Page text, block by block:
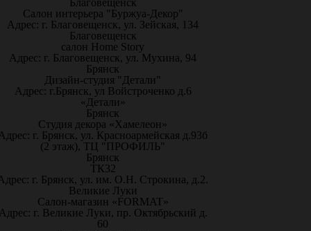
Благовещенск
Салон интерьера "Буржуа-Декор"
Адрес: г. Благовещенск, ул. Зейская, 134
Благовещенск
салон Home Story
Адрес: г. Благовещенск, ул. Мухина, 94
Брянск
Дизайн-студия "Детали"
Адрес: г.Брянск, ул Войстроченко д.6
«Детали»
Брянск
Студия декора «Хамелеон»
г. Брянск, ул. Красноармейская д.93б
(2 этаж), ТЦ "ПРОФИЛЬ"
Брянск
ТК32
г. Брянск, ул. им. О.Н. Строкина, д.2.
Великие Луки
Салон-магазин «FORMAT»
г. Великие Луки, пр. Октябрьский д.
60